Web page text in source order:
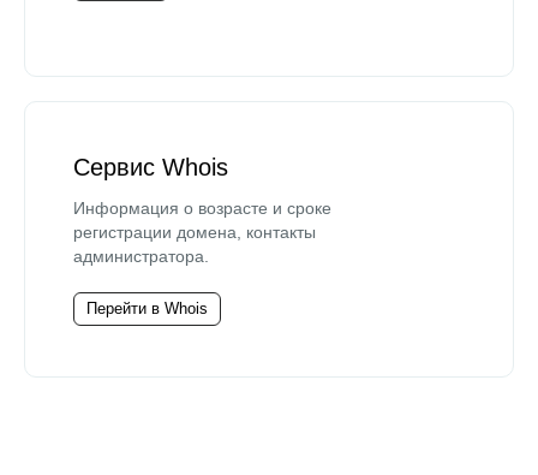
Сервис Whois
Информация о возрасте и сроке
регистрации домена, контакты
администратора.
Перейти в Whois